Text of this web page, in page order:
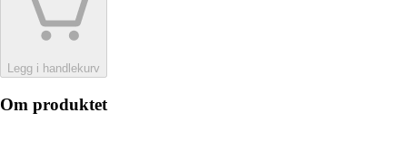
Legg i handlekurv
Om produktet